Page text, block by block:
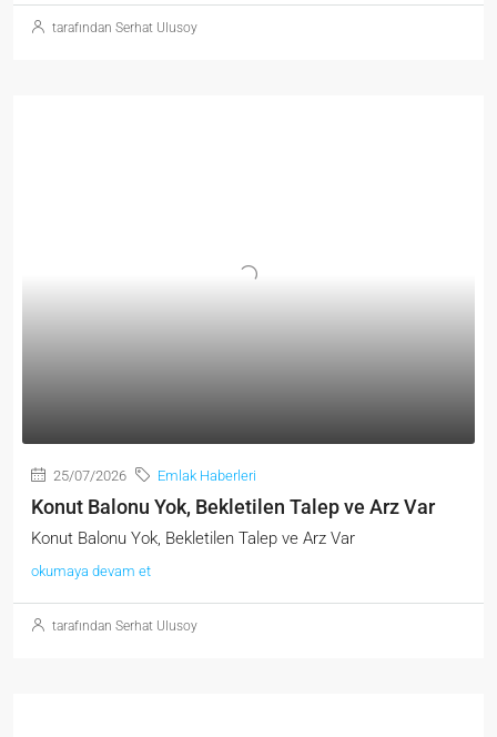
tarafından Serhat Ulusoy
25/07/2026 Emlak Haberleri
Konut Balonu Yok, Bekletilen Talep ve Arz Var
Konut Balonu Yok, Bekletilen Talep ve Arz Var
okumaya devam et
tarafından Serhat Ulusoy